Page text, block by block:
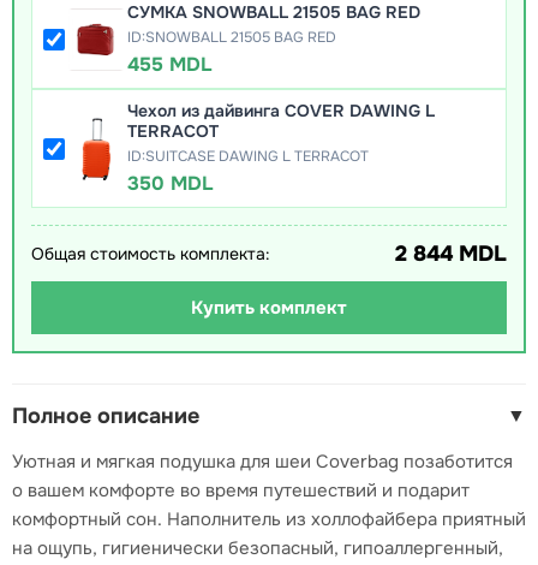
СУМКА SNOWBALL 21505 BAG RED
ID:SNOWBALL 21505 BAG RED
455 MDL
Чехол из дайвинга COVER DAWING L
TERRACOT
ID:SUITCASE DAWING L TERRACOT
350 MDL
Общая стоимость комплекта: 2 844 MDL
Купить комплект
Полное описание ▼
Уютная и мягкая подушка для шеи Coverbag позаботится
о вашем комфорте во время путешествий и подарит
комфортный сон. Наполнитель из холлофайбера приятный
на ощупь, гигиенически безопасный, гипоаллергенный,